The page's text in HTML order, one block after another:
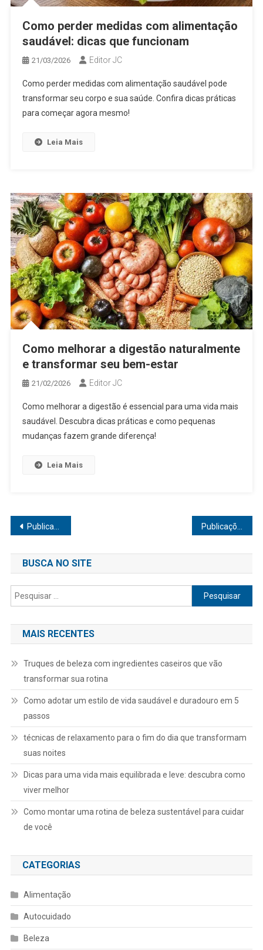
Como perder medidas com alimentação
saudável: dicas que funcionam
21/03/2026 Editor JC
Como perder medidas com alimentação saudável pode
transformar seu corpo e sua saúde. Confira dicas práticas
para começar agora mesmo!
Leia Mais
Como melhorar a digestão naturalmente
e transformar seu bem-estar
21/02/2026 Editor JC
Como melhorar a digestão é essencial para uma vida mais
saudável. Descubra dicas práticas e como pequenas
mudanças fazem grande diferença!
Leia Mais
Navegação
por
posts
Publicações mais antigas Publicações mais novas
BUSCA NO SITE
Pesquisar
por:
MAIS RECENTES
Truques de beleza com ingredientes caseiros que vão
transformar sua rotina
Como adotar um estilo de vida saudável e duradouro em 5
passos
técnicas de relaxamento para o fim do dia que transformam
suas noites
Dicas para uma vida mais equilibrada e leve: descubra como
viver melhor
Como montar uma rotina de beleza sustentável para cuidar
de você
CATEGORIAS
Alimentação
Autocuidado
Beleza